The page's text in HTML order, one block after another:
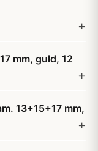
mm, guld, 12
13+15+17 mm,